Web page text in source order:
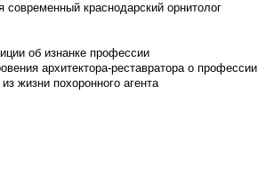
краснодарский орнитолог
об изнанке профессии
архитектора-реставратора о профессии
жизни похоронного агента